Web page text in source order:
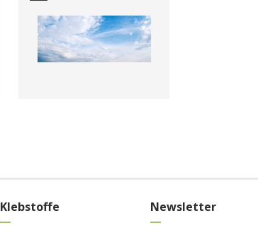
Klebstoffe Newsletter